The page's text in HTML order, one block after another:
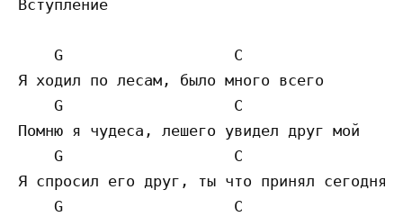
Вступление
    G                   C
Я ходил по лесам, было много всего
    G                   C
Помню я чудеса, лешего увидел друг мой
    G                   C
Я спросил его друг, ты что принял сегодня
    G                   C